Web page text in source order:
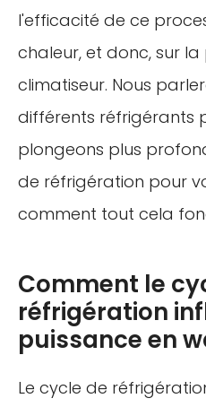
l'efficacité de ce
chaleur, et donc, sur
climatiseur. Nous
différents réfrigérants
plongeons plus
de réfrigération pour
comment tout cela
Comment le
réfrigération
puissance en
Le cycle de